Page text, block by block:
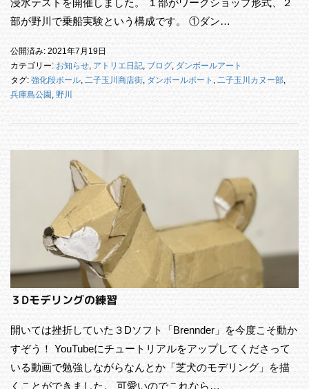
浸水テストを開催しました。 １部がワークショップ形式、２
部が野川で乗船実験という構成です。 ①ダン…
公開済み: 2021年7月19日
カテゴリー:お知らせ, アトリエ日記, ブログ, ダンボールアート
タグ: 強化段ボール, 二子玉川商店街, ダンボールボート, 二子玉川カヌー部,
兵庫島公園 , 野川
３Dモデリングの練習
開いては挫折していた３Dソフト「Brennder」を今度こそ動か
すぞう！ YouTubeにチュートリアルをアップしてくださって
いる動画で勉強しながらなんとか「芝犬のモデリング」を描
くことができました。 可愛いのでこれなら…